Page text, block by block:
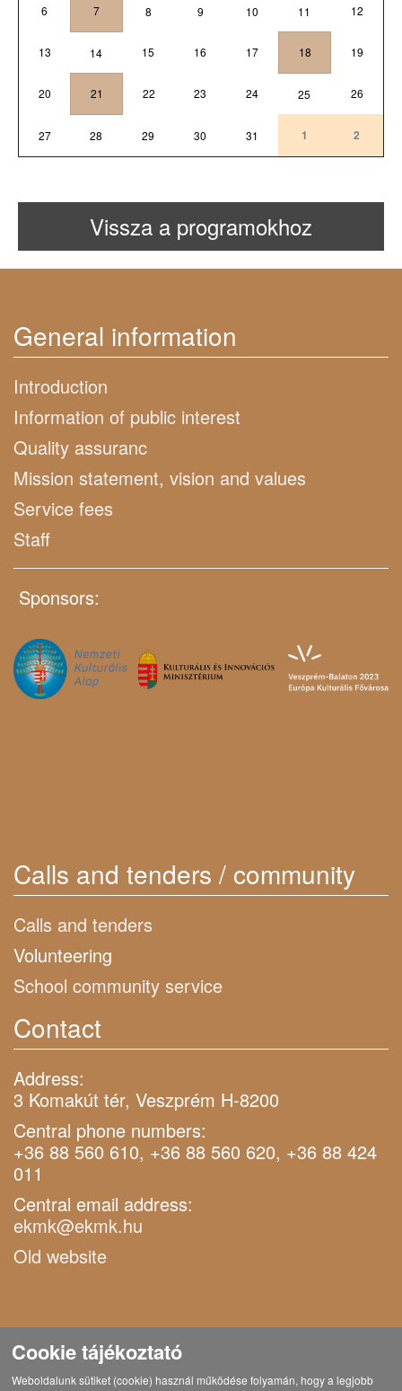
6 7 8 9 10 11 12
13 14 15 16 17 18 19
20 21 22 23 24 25 26
27 28 29 30 31 1 2
Vissza a programokhoz
General information
Introduction
Information of public interest
Quality assuranc
Mission statement, vision and values
Service fees
Staff
Sponsors:
Calls and tenders / community
Calls and tenders
Volunteering
School community service
Contact
Address:
3 Komakút tér, Veszprém H-8200
Central phone numbers:
+36 88 560 610, +36 88 560 620, +36 88 424
011
Central email address:
ekmk@ekmk.hu
Old website
Cookie tájékoztató
Weboldalunk sütiket (cookie) használ működése folyamán, hogy a legjobb